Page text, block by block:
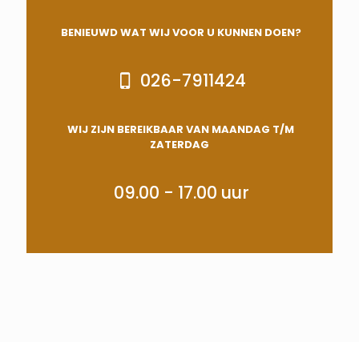
BENIEUWD WAT WIJ VOOR U KUNNEN DOEN?
026-7911424
WIJ ZIJN BEREIKBAAR VAN MAANDAG T/M
ZATERDAG
09.00 - 17.00 uur